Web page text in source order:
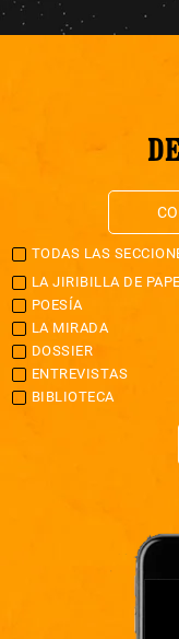
TODAS LAS
LA JIRIBILLA DE
POESÍA
LA MIRADA
DOSSIER
ENTREVISTAS
BIBLIOTECA